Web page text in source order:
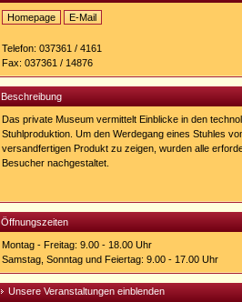
Homepage
http://www.nussknackermuseum-
neuhausen.de/
E-Mail
Telefon: 037361 / 4161
Fax: 037361 / 14876
Beschreibung
Das private Museum vermittelt Einblicke in den
Stuhlproduktion. Um den Werdegang eines Stuhles
versandfertigen Produkt zu zeigen, wurden alle
Besucher nachgestaltet.
Öffnungszeiten
Montag - Freitag: 9.00 - 18.00 Uhr
Samstag, Sonntag und Feiertag: 9.00 - 17.00 Uhr
Unsere Veranstaltungen einblenden